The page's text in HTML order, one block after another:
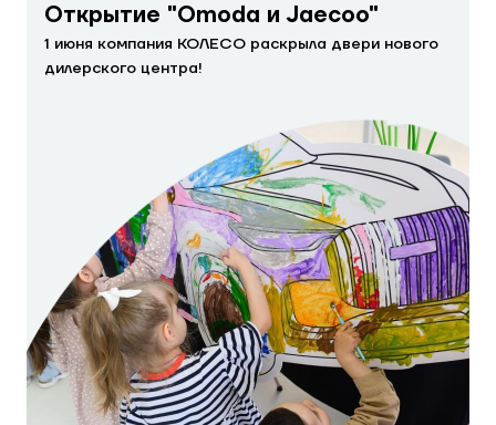
Открытие "Omoda и Jaecoo"
1 июня компания КОЛЕСО раскрыла двери нового
дилерского центра!